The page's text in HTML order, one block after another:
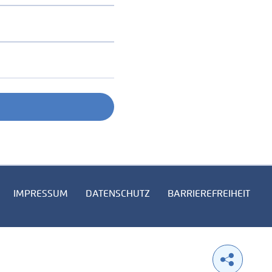
IMPRESSUM DATENSCHUTZ BARRIEREFREIHEIT